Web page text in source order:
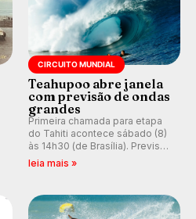
CIRCUITO MUNDIAL
Teahupoo abre janela
com previsão de ondas
grandes
Primeira chamada para etapa
do Tahiti acontece sábado (8)
às 14h30 (de Brasília). Previsão
indica swell consistente.
Kelly Slater convidado.
leia mais »